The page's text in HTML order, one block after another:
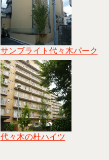
サンブライト代々木パーク
代々木の杜ハイツ